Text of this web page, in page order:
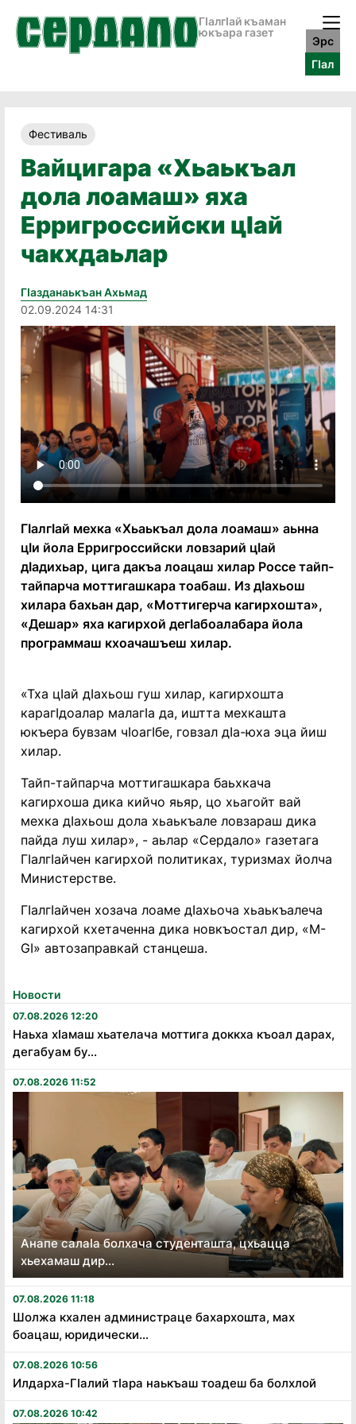
ГӀалгӀай къаман
юкъара газет
Эрс
ГӀал
Новости
07.08.2026 12:20
Наьха хӏамаш хьателача моттига доккха къоал дарах,
дегабуам бу...
07.08.2026 11:52
Анапе салаӏа болхача студенташта, цхьацца
хьехамаш дир...
07.08.2026 11:18
Шолжа кхален администраце бахархошта, мах
боацаш, юридически...
07.08.2026 10:56
Илдарха-Гӏалий тӏара наькъаш тоадеш ба болхлой
07.08.2026 10:42
Фестиваль
Вайцигара «Хьаькъал
дола лоамаш» яха
Ерригроссийски цӀай
чакхдаьлар
Гӏазданаькъан Ахьмад
02.09.2024 14:31
ГӏалгӀай мехка «Хьаькъал дола лоамаш» аьнна
цӀи йола Ерригроссийски ловзарий цӀай
дӀадихьар, цига дакъа лоацаш хилар Россе тайп-
тайпарча моттигашкара тоабаш. Из дӀахьош
хилара бахьан дар, «Моттигерча кагирхошта»,
«Дешар» яха кагирхой дегӀабоалабара йола
программаш кхоачашъеш хилар.
«Тха цӀай дӀахьош гуш хилар, кагирхошта
карагӀдоалар малагӀа да, иштта мехкашта
юкъера бувзам чӀоагӀбе, говзал дӀа-юха эца йиш
хилар.
Тайп-тайпарча моттигашкара баьхкача
кагирхоша дика кийчо яьяр, цо хьагойт вай
мехка дӀахьош дола хьаькъале ловзараш дика
пайда луш хилар», - аьлар «Сердало» газетага
ГӏалгӀайчен кагирхой политиках, туризмах йолча
Министерстве.
ГӏалгӀайчен хозача лоаме дӀахьоча хьаькъалеча
кагирхой кхетаченна дика новкъостал дир, «М-
GӀ» автозаправкай станцеша.